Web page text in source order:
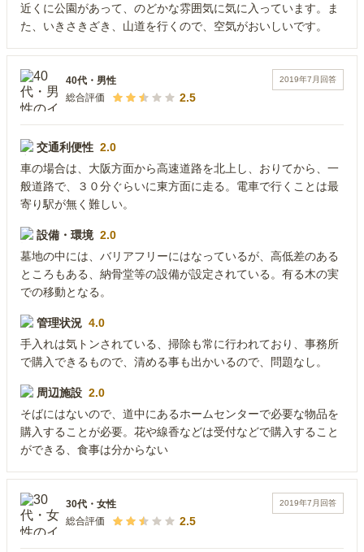
近くに公園があって、のどかな雰囲気に気に入っています。ま
た、いきさきざき、山道を行くので、空気がおいしいです。
2019年7月 回答
40代 ・ 男性
総合評価
2.5
交通利便性 2.0
車の場合は、大阪方面から高速道路を北上し、おりてから、一
般道路で、３０分ぐらいに東方面に走る。電車で行くことは最
寄り駅が無く難しい。
設備・環境 2.0
墓地の中には、バリアフリーにはなっているが、高低差のある
ところもある、納骨堂等の設備が設定されている。有る木の実
での移動となる。
管理状況 4.0
手入れは気トンされている、掃除も常に行われており、事務所
で購入できるもので、清める事も出かいるので、問題なし。
周辺施設 2.0
そばにはないので、道中にあるホームセンターで必要な物品を
購入することが必要。花や線香などは受付などで購入すること
ができる、食事は分からない
2019年7月 回答
30代 ・ 女性
総合評価
2.5